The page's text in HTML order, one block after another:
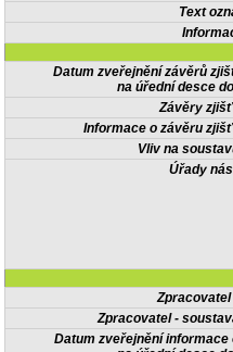
Text
Datum zveřejnění závěrů
na úřední desce
Závěry
Informace o závěru
Vliv na
Úřady
Zpracovatel -
Datum zveřejnění informace